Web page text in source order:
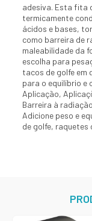
adesiva. Esta fita
termicamente
ácidos e bases,
como barreira de
maleabilidade da
escolha para
tacos de golfe em
para o equilíbrio e
Aplicação,
Barreira à
Adicione peso e
de golfe, raquetes